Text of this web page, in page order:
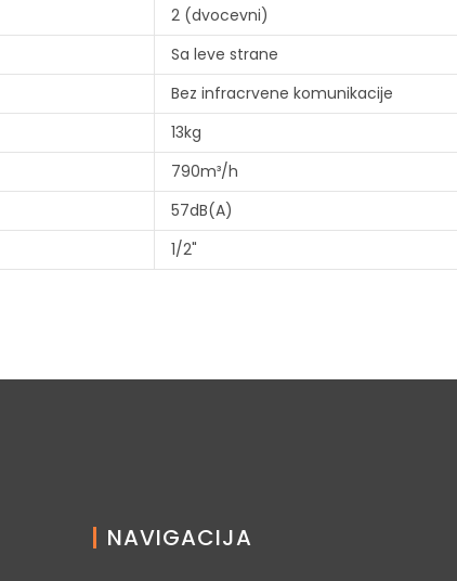
2 (dvocevni)
Sa leve strane
Bez infracrvene komunikacije
13kg
790m³/h
57dB(A)
1/2"
NAVIGACIJA